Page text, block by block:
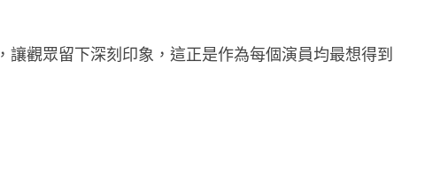
觀眾留下深刻印象，這正是作為每個演員均最想得到